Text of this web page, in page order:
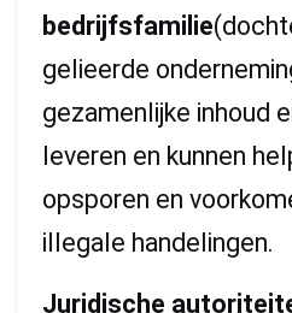
bedrijfsfamilie
gelieerde
gezamenlijke inhoud
leveren en kunnen
opsporen en
illegale handelingen.
Juridische